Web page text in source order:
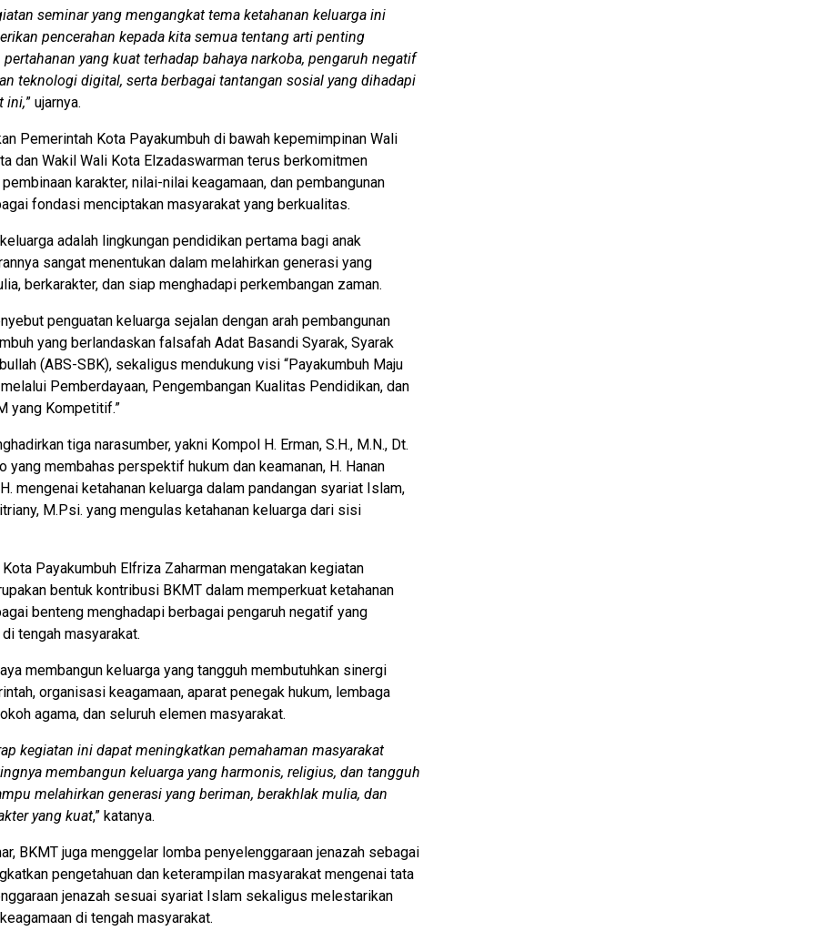
seminar yang mengangkat tema ketahanan keluarga ini
pencerahan kepada kita semua tentang arti penting
yang kuat terhadap bahaya narkoba, pengaruh negatif
teknologi digital, serta berbagai tantangan sosial yang dihadapi
ini,” ujarnya.
Pemerintah Kota Payakumbuh di bawah kepemimpinan Wali
dan Wakil Wali Kota Elzadaswarman terus berkomitmen
karakter, nilai-nilai keagamaan, dan pembangunan
fondasi menciptakan masyarakat yang berkualitas.
adalah lingkungan pendidikan pertama bagi anak
sangat menentukan dalam melahirkan generasi yang
berkarakter, dan siap menghadapi perkembangan zaman.
penguatan keluarga sejalan dengan arah pembangunan
yang berlandaskan falsafah Adat Basandi Syarak, Syarak
(ABS-SBK), sekaligus mendukung visi “Payakumbuh Maju
Pemberdayaan, Pengembangan Kualitas Pendidikan, dan
yang Kompetitif.”
tiga narasumber, yakni Kompol H. Erman, S.H., M.N., Dt.
yang membahas perspektif hukum dan keamanan, H. Hanan
mengenai ketahanan keluarga dalam pandangan syariat Islam,
M.Psi. yang mengulas ketahanan keluarga dari sisi
Payakumbuh Elfriza Zaharman mengatakan kegiatan
bentuk kontribusi BKMT dalam memperkuat ketahanan
benteng menghadapi berbagai pengaruh negatif yang
tengah masyarakat.
membangun keluarga yang tangguh membutuhkan sinergi
organisasi keagamaan, aparat penegak hukum, lembaga
agama, dan seluruh elemen masyarakat.
kegiatan ini dapat meningkatkan pemahaman masyarakat
membangun keluarga yang harmonis, religius, dan tangguh
melahirkan generasi yang beriman, berakhlak mulia, dan
yang kuat,” katanya.
BKMT juga menggelar lomba penyelenggaraan jenazah sebagai
pengetahuan dan keterampilan masyarakat mengenai tata
jenazah sesuai syariat Islam sekaligus melestarikan
di tengah masyarakat.